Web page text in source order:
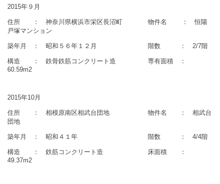
2015年９月
住所 ： 神奈川県横浜市栄区長沼町 物件名 ： 恒陽
戸塚マンション
築年月 ： 昭和５６年１２月 階数 ： 2/7階
構造 ： 鉄骨鉄筋コンクリート造 専有面積 ：
60.59m2
2015年10月
住所 ： 相模原南区相武台団地 物件名 ： 相武台
団地
築年月 ： 昭和４１年 階数 ： 4/4階
構造 ： 鉄筋コンクリート造 床面積 ：
49.37m2